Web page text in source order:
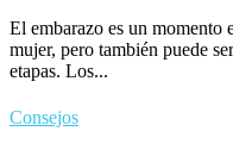
El embarazo es un momento
mujer, pero también puede
etapas. Los...
Consejos